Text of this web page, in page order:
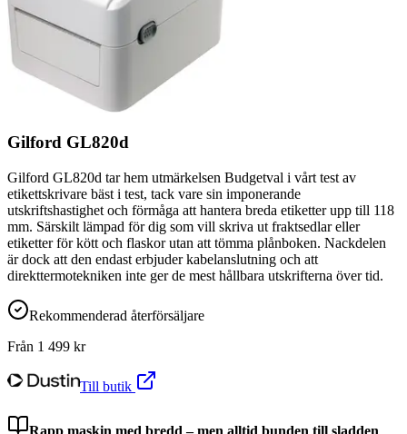
Gilford GL820d
Gilford GL820d tar hem utmärkelsen Budgetval i vårt test av
etikettskrivare bäst i test, tack vare sin imponerande
utskriftshastighet och förmåga att hantera breda etiketter upp till 118
mm. Särskilt lämpad för dig som vill skriva ut fraktsedlar eller
etiketter för kött och flaskor utan att tömma plånboken. Nackdelen
är dock att den endast erbjuder kabelanslutning och att
direkttermotekniken inte ger de mest hållbara utskrifterna över tid.
Rekommenderad återförsäljare
Från 1 499 kr
Till butik